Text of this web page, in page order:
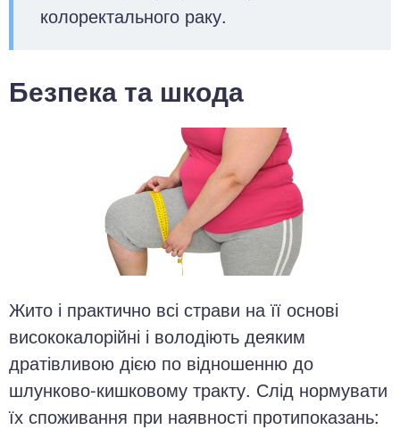
колоректального раку.
Безпека та шкода
Жито і практично всі страви на її основі
висококалорійні і володіють деяким
дратівливою дією по відношенню до
шлунково-кишковому тракту. Слід нормувати
їх споживання при наявності протипоказань: